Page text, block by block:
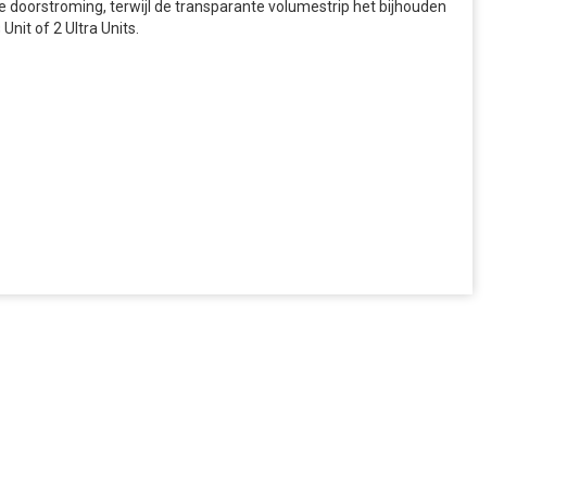
doorstroming, terwijl de transparante volumestrip het bijhouden
of 2 Ultra Units.